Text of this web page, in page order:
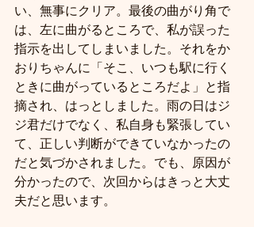
い、無事にクリア。最後の曲がり角で
は、左に曲がるところで、私が誤った
指示を出してしまいました。それをか
おりちゃんに「そこ、いつも駅に行く
ときに曲がっているところだよ」と指
摘され、はっとしました。雨の日はジ
ジ君だけでなく、私自身も緊張してい
て、正しい判断ができていなかったの
だと気づかされました。でも、原因が
分かったので、次回からはきっと大丈
夫だと思います。